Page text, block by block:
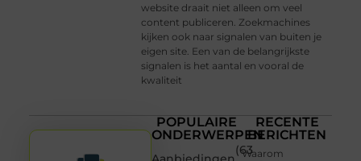
website draait niet alleen om veel
content publiceren. Zoekmachines
kijken ook naar signalen van buiten je
eigen site. Een van de belangrijkste
signalen is het aantal en vooral de
kwaliteit
POPULAIRE
ONDERWERPEN
(63
RECENTE
BERICHTEN
Waarom